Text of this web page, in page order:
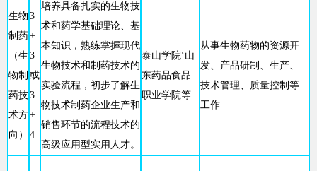
生物
制药
（生
物制
药技
术方
向）
3
+
3
或
3
+
4
培养具备扎实的生物技
术和药学基础理论、基
本知识，熟练掌握现代
生物技术和制药技术的
实验流程，初步了解生
物技术制药企业生产和
销售环节的流程技术的
高级应用型实用人才。
泰山学院‘山
东药品食品
职业学院等
从事生物药物的资源开
发、产品研制、生产、
技术管理、质量控制等
工作